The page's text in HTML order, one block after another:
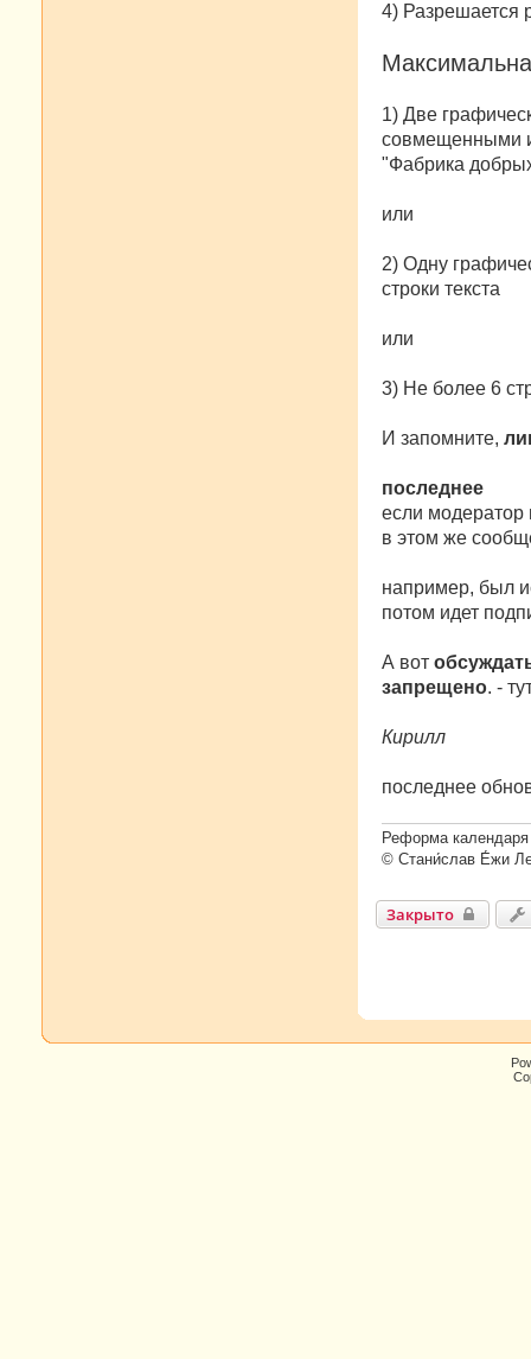
4) Разрешается
1) Две
совмещенными
"Фабрика
или
2) Одну
строки текста
или
3) Не более 6
И запомните,
последнее
если модератор
в этом же
например, был
потом идет
А вот
запрещено. -
Кирилл
последнее
Реформа календаря
© Стани́слав Е́жи
Закрыто